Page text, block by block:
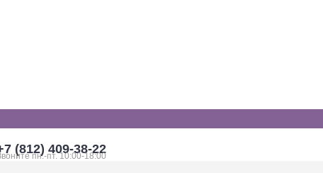
(812) 409-38-22
пн.-пт. 10:00-18:00